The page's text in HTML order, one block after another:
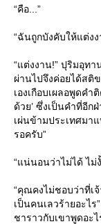
“คือ...”
“ฉันถูกบังคับให้แต่งง
“แต่งงาน!” ปุริมอุท
ผ่านไปจึงค่อยได้สติ
เองเกือบเผลอพูดคำ
ด้วย’ ซึ่งเป็นคำที่อีก
เผ่นข้ามประเทศมา
รอครับ”
“แน่นอนว่าไม่ได้ ไม่
“คุณคงไม่ชอบว่าที่เ
เป็นคนเลวร้ายอะไ
ชาราวกับเขาพูดอะ